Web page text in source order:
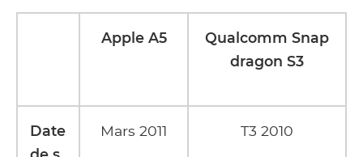
Apple A5
Qualcomm Snap
dragon S3
Date
Mars 2011 T3 2010